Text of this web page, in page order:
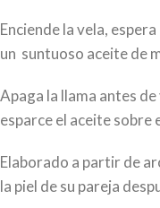
Enciende la vela,
un suntuoso aceite de
Apaga la llama antes
esparce el aceite sobre
Elaborado a partir de
la piel de su pareja